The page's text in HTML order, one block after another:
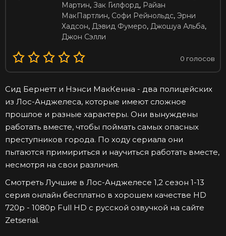
Мартин, Зак Гилфорд, Райан
МакПартлин, Софи Рейнольдс, Эрни
Хадсон, Дэвид Фумеро, Джошуа Альба,
Джон Сэлли
0 голосов
Сид Бернетт и Нэнси МакКенна - два полицейских
из Лос-Анджелеса, которые имеют сложное
прошлое и разные характеры. Они вынуждены
работать вместе, чтобы поймать самых опасных
преступников города. По ходу сериала они
пытаются примириться и научиться работать вместе,
несмотря на свои различия.
Смотреть Лучшие в Лос-Анджелесе 1,2 сезон 1-13
серия онлайн бесплатно в хорошем качестве HD
720p - 1080p Full HD с русской озвучкой на сайте
Zetserial.